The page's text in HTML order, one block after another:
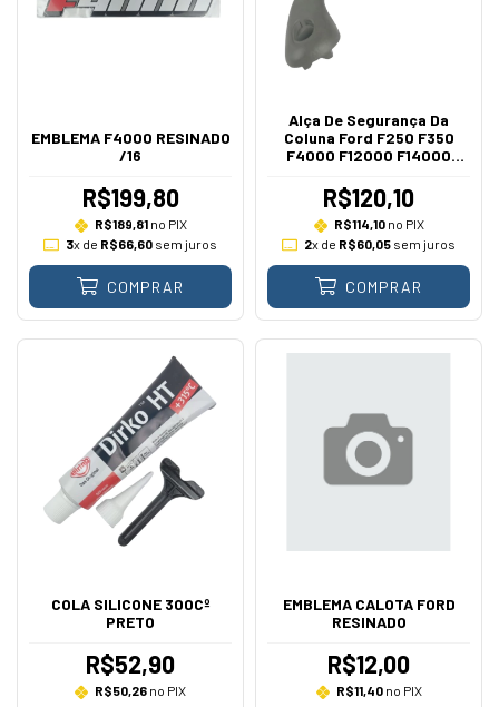
EMBLEMA F4000 RESINADO
/16
R$199,80
R$189,81no PIX
3x de R$66,60sem juros
COMPRAR
Alça De Segurança Da
Coluna Ford F250 F350
F4000 F12000 F14000
R$120,10
R$114,10no PIX
2x de R$60,05sem juros
COMPRAR
COLA SILICONE 300Cº
PRETO
R$52,90
R$50,26 no PIX
EMBLEMA CALOTA FORD
RESINADO
R$12,00
R$11,40no PIX